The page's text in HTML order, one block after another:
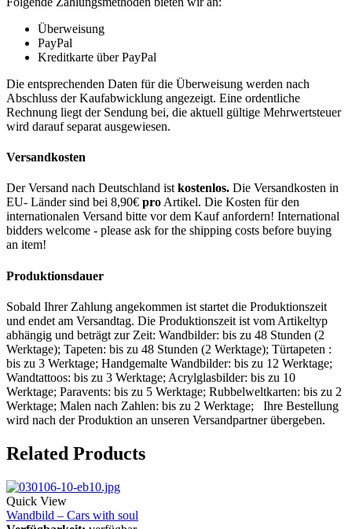
Überweisung
PayPal
Kreditkarte über PayPal
Die entsprechenden Daten für die Überweisung werden nach
Abschluss der Kaufabwicklung angezeigt. Eine ordentliche
Rechnung liegt der Sendung bei, die aktuell gültige Mehrwertsteuer
wird darauf separat ausgewiesen.
Versandkosten
Der Versand nach Deutschland ist kostenlos. Die Versandkosten in
EU- Länder sind bei 8,90€ pro Artikel. Die Kosten für den
internationalen Versand bitte vor dem Kauf anfordern! International
bidders welcome - please ask for the shipping costs before buying
an item!
Produktionsdauer
Sobald Ihrer Zahlung angekommen ist startet die Produktionszeit
und endet am Versandtag. Die Produktionszeit ist vom Artikeltyp
abhängig und beträgt zur Zeit: Wandbilder: bis zu 48 Stunden (2
Werktage); Tapeten: bis zu 48 Stunden (2 Werktage); Türtapeten :
bis zu 3 Werktage; Handgemalte Wandbilder: bis zu 12 Werktage;
Wandtattoos: bis zu 3 Werktage; Acrylglasbilder: bis zu 10
Werktage; Paravents: bis zu 5 Werktage; Rubbelweltkarten: bis zu 2
Werktage; Malen nach Zahlen: bis zu 2 Werktage; Ihre Bestellung
wird nach der Produktion an unseren Versandpartner übergeben.
Related Products
Quick View
Wandbild – Cars with soul